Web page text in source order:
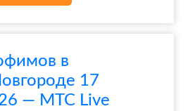
в
17
— МТС Live